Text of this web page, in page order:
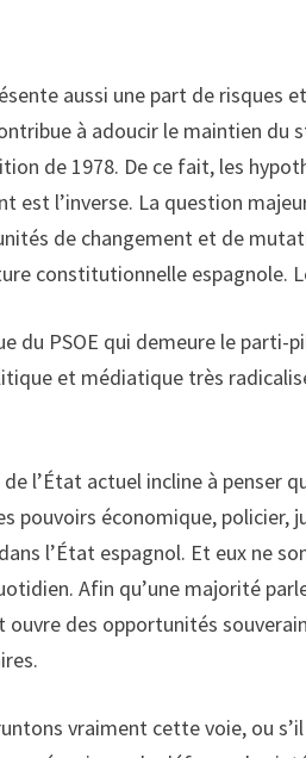
aussi une part de risques
à adoucir le maintien
de 1978. De ce fait, les
l’inverse. La question
de changement et de
constitutionnelle espagnole.
du PSOE qui demeure le parti-
et médiatique très
l’État actuel incline à penser
pouvoirs économique, policier,
l’État espagnol. Et eux ne
Afin qu’une majorité
des opportunités
vraiment cette voie, ou